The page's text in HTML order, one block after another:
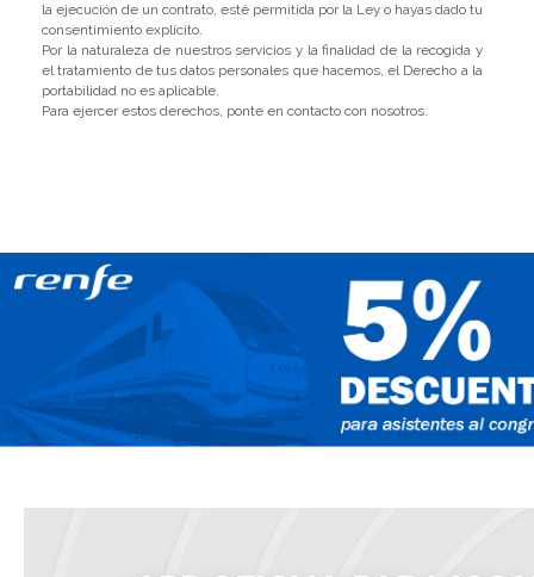
la ejecución de un contrato, esté permitida por la Ley o hayas dado tu
consentimiento explícito.
Por la naturaleza de nuestros servicios y la finalidad de la recogida y
el tratamiento de tus datos personales que hacemos, el Derecho a la
portabilidad no es aplicable.
Para ejercer estos derechos, ponte en contacto con nosotros.